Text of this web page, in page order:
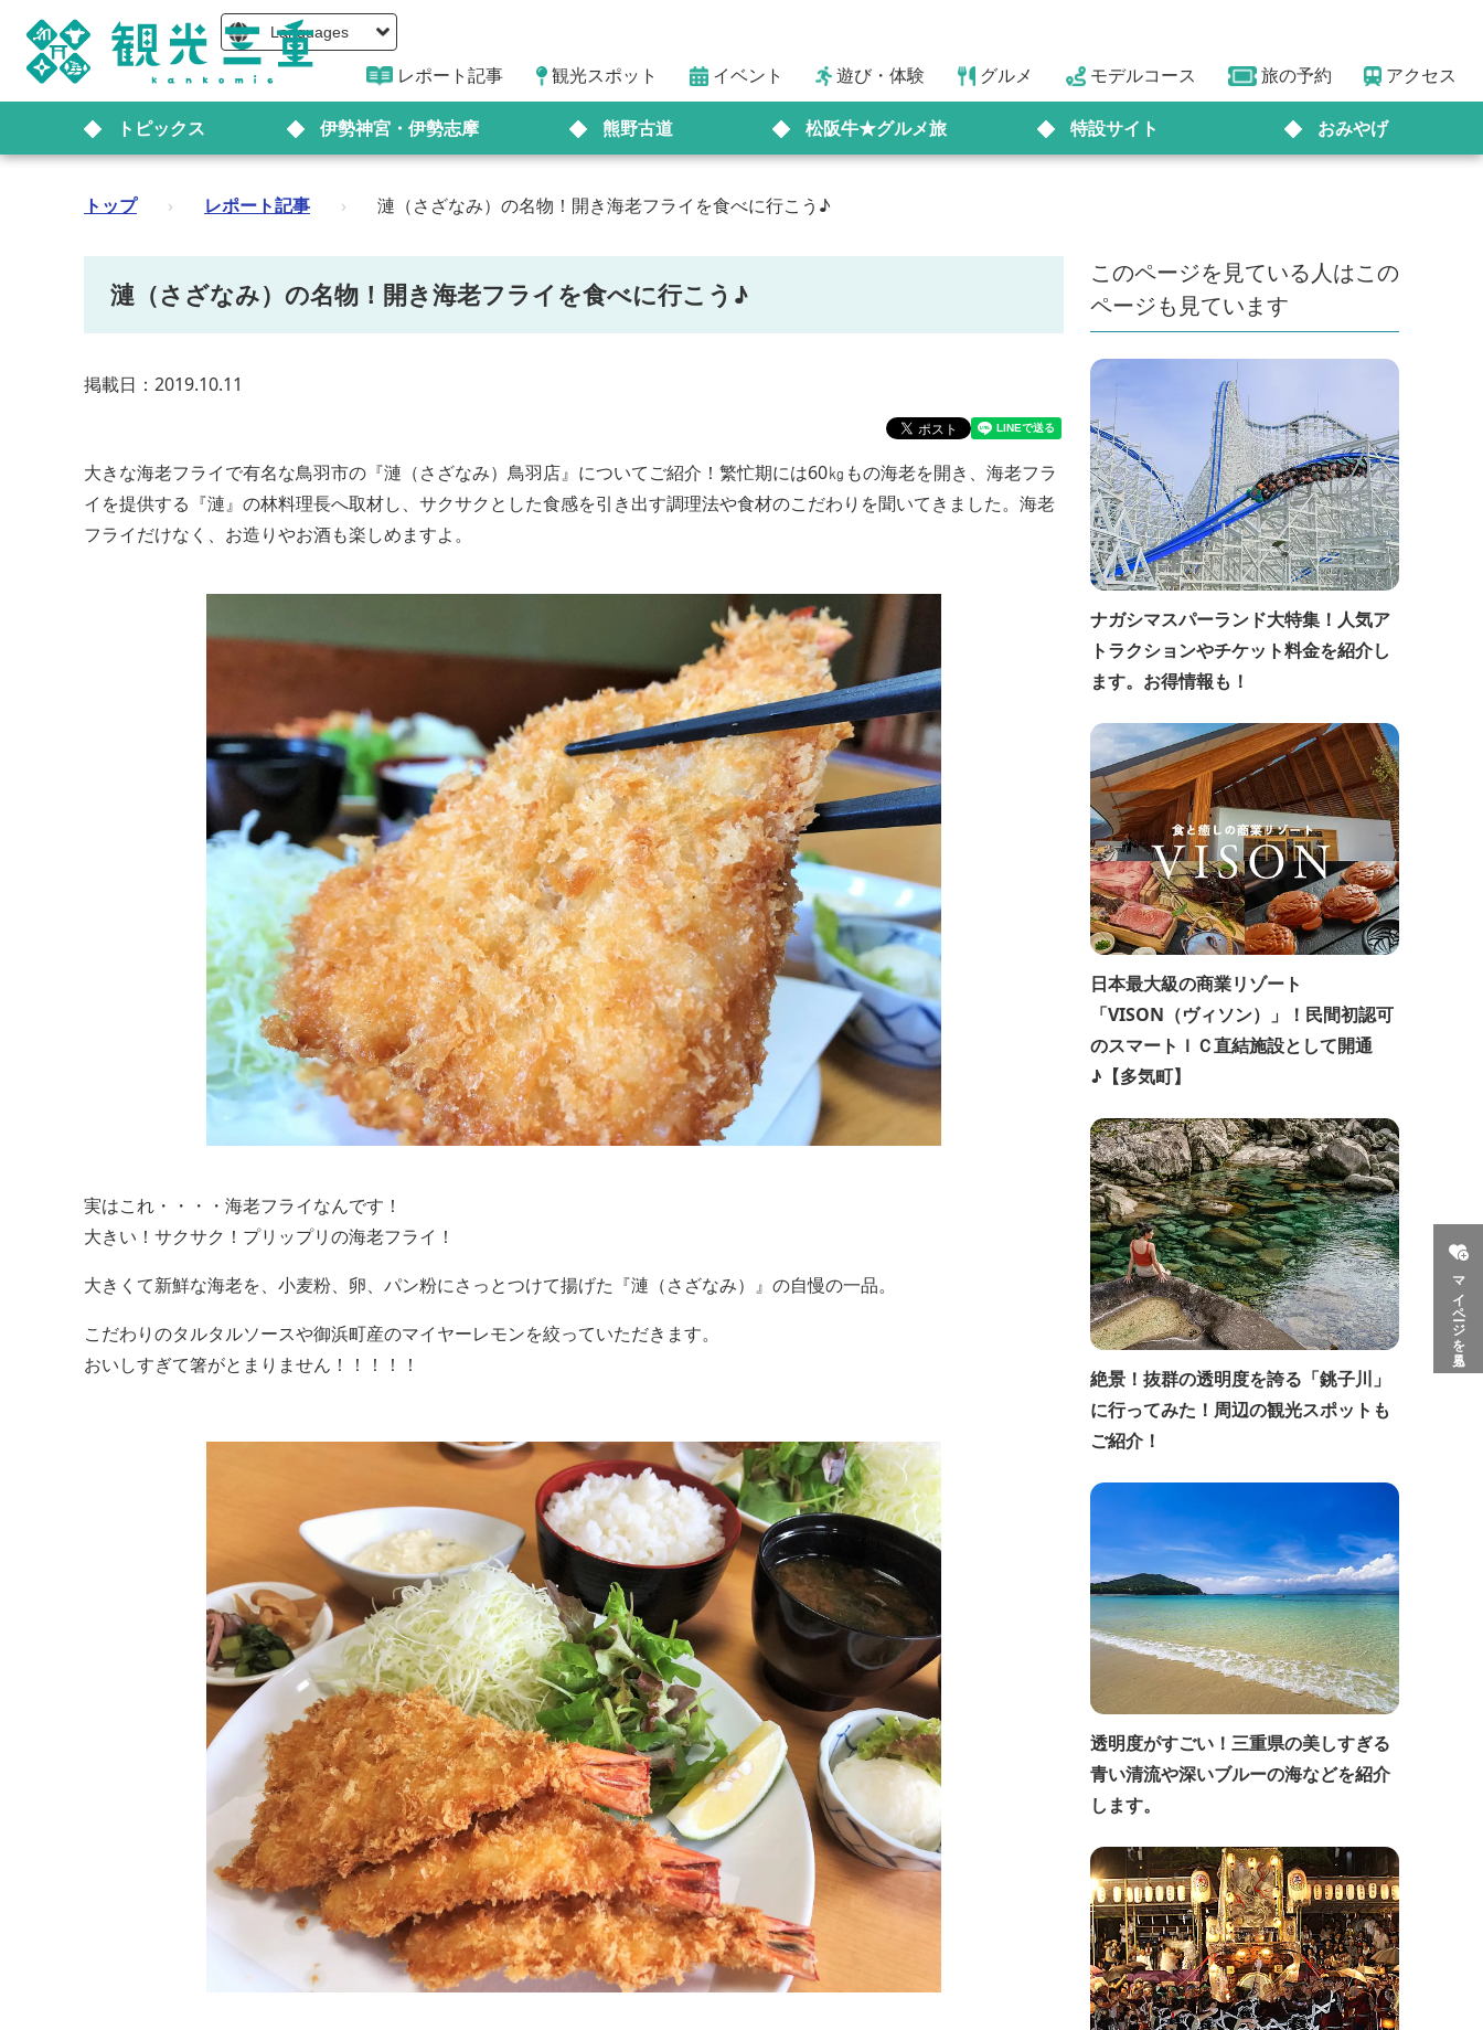
Languages
レポート記事 観光スポット イベント 遊び・体験 グルメ モデルコース 旅の予約 アクセス
トピックス 伊勢神宮・伊勢志摩 熊野古道 松阪牛★グルメ旅 特設サイト おみやげ
マイページを見る
トップ › レポート記事 › 漣（さざなみ）の名物！開き海老フライを食べに行こう♪
漣（さざなみ）の名物！開き海老フライを食べに行こう♪
掲載日：2019.10.11
大きな海老フライで有名な鳥羽市の『漣（さざなみ）鳥羽店』についてご紹介！繁忙期には60㎏もの海老を開き、海老フラ
イを提供する『漣』の林料理長へ取材し、サクサクとした食感を引き出す調理法や食材のこだわりを聞いてきました。海老
フライだけなく、お造りやお酒も楽しめますよ。
実はこれ・・・・海老フライなんです！
大きい！サクサク！プリップリの海老フライ！
大きくて新鮮な海老を、小麦粉、卵、パン粉にさっとつけて揚げた『漣（さざなみ）』の自慢の一品。
こだわりのタルタルソースや御浜町産のマイヤーレモンを絞っていただきます。
おいしすぎて箸がとまりません！！！！！
このページを見ている人はこの
ページも見ています
ナガシマスパーランド大特集！人気ア
トラクションやチケット料金を紹介し
ます。お得情報も！
日本最大級の商業リゾート
「VISON（ヴィソン）」！民間初認可
のスマートＩＣ直結施設として開通
♪【多気町】
絶景！抜群の透明度を誇る「銚子川」
に行ってみた！周辺の観光スポットも
ご紹介！
透明度がすごい！三重県の美しすぎる
青い清流や深いブルーの海などを紹介
します。